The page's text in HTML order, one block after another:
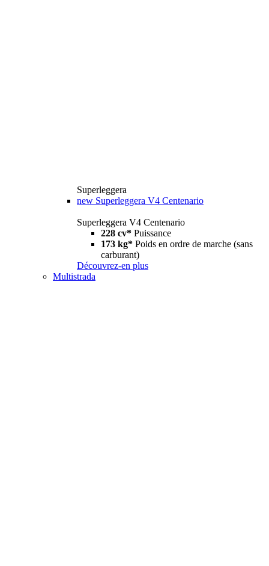
Superleggera
new Superleggera V4 Centenario
Superleggera V4 Centenario
228 cv* Puissance
173 kg* Poids en ordre de marche (sans
carburant)
Découvrez-en plus
Multistrada